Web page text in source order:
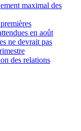
maximal des
en août
ne devrait pas
des relations